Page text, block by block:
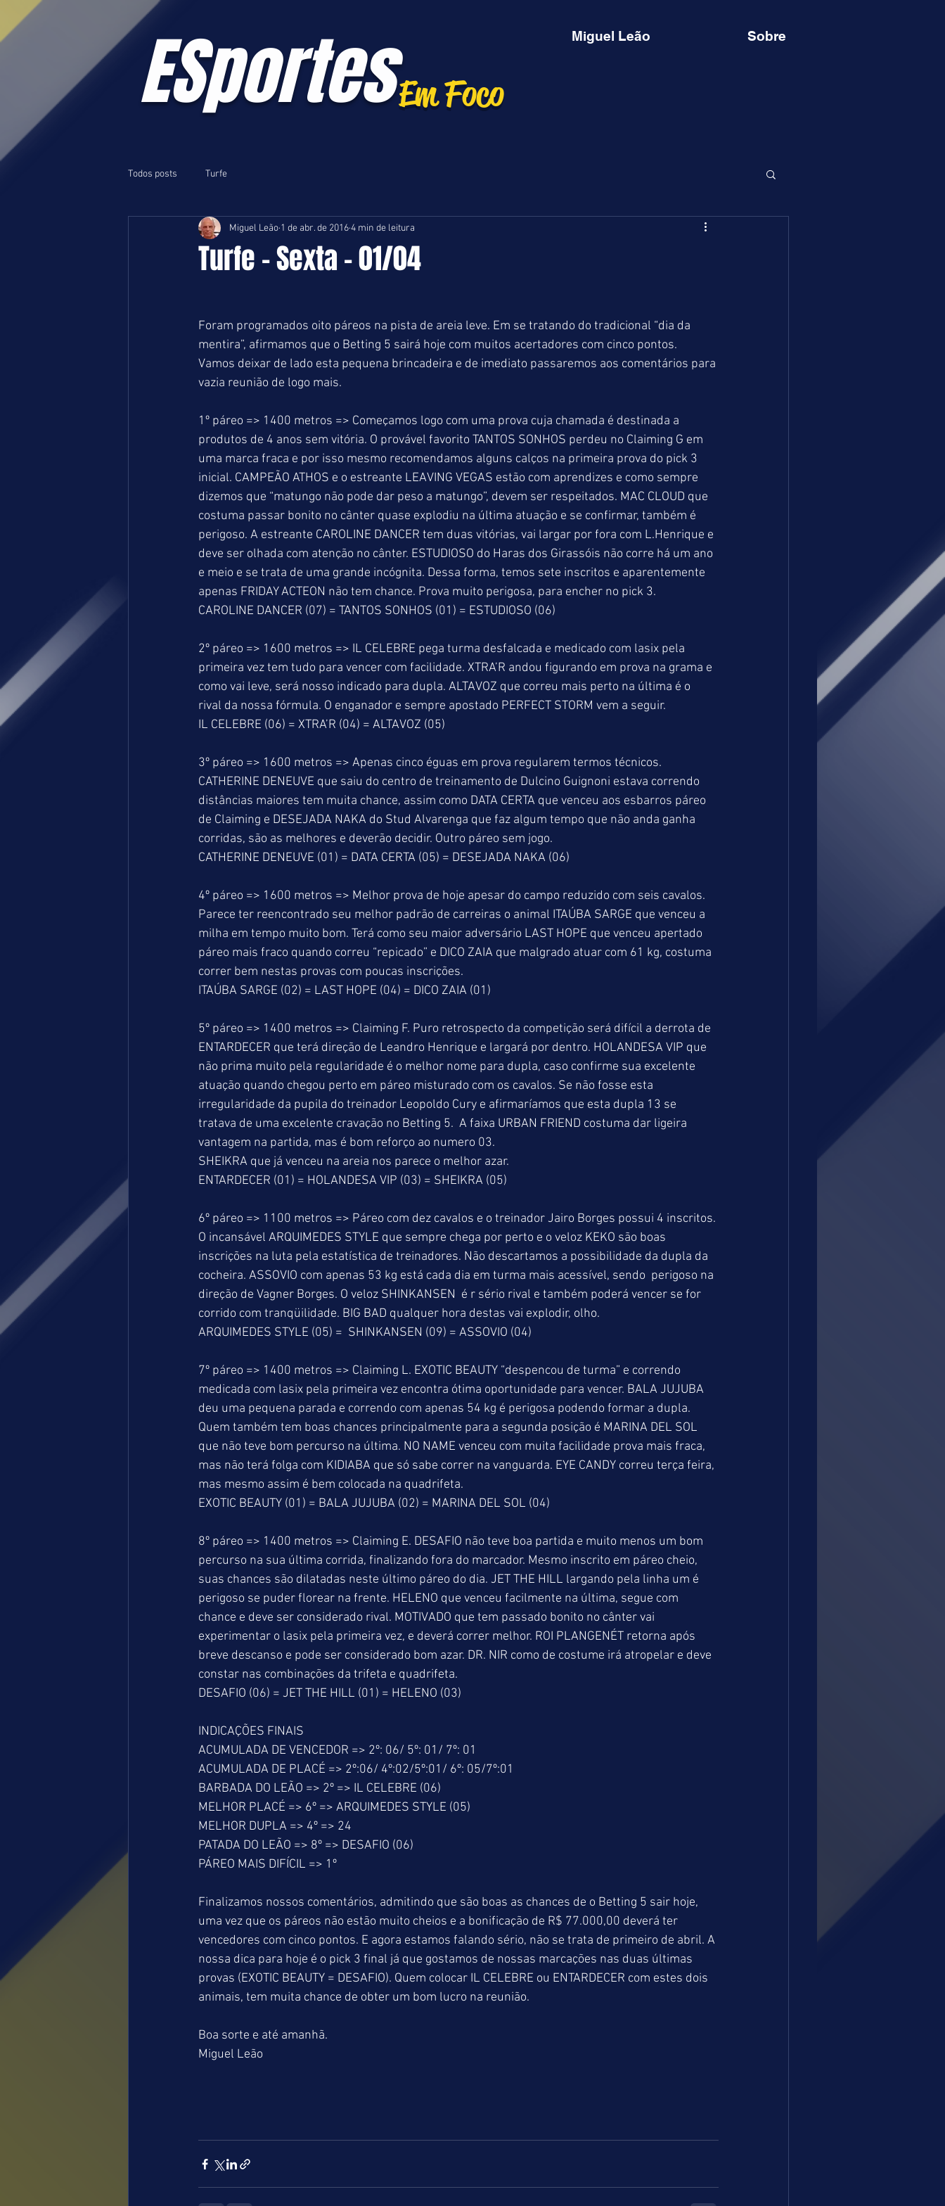
ESportesEm Foco
Miguel Leão Sobre
Todos posts Turfe
Turfe - Sexta - 01/04
Miguel Leão 1 de abr. de 20164 min de leitura
Foram programados oito páreos na pista de areia leve. Em se tratando do tradicional “dia da
mentira”, afirmamos que o Betting 5 sairá hoje com muitos acertadores com cinco pontos.
Vamos deixar de lado esta pequena brincadeira e de imediato passaremos aos comentários para
vazia reunião de logo mais.
1º páreo => 1400 metros => Começamos logo com uma prova cuja chamada é destinada a
produtos de 4 anos sem vitória. O provável favorito TANTOS SONHOS perdeu no Claiming G em
uma marca fraca e por isso mesmo recomendamos alguns calços na primeira prova do pick 3
inicial. CAMPEÃO ATHOS e o estreante LEAVING VEGAS estão com aprendizes e como sempre
dizemos que “matungo não pode dar peso a matungo”, devem ser respeitados. MAC CLOUD que
costuma passar bonito no cânter quase explodiu na última atuação e se confirmar, também é
perigoso. A estreante CAROLINE DANCER tem duas vitórias, vai largar por fora com L.Henrique e
deve ser olhada com atenção no cânter. ESTUDIOSO do Haras dos Girassóis não corre há um ano
e meio e se trata de uma grande incógnita. Dessa forma, temos sete inscritos e aparentemente
apenas FRIDAY ACTEON não tem chance. Prova muito perigosa, para encher no pick 3.
CAROLINE DANCER (07) = TANTOS SONHOS (01) = ESTUDIOSO (06)
2º páreo => 1600 metros => IL CELEBRE pega turma desfalcada e medicado com lasix pela
primeira vez tem tudo para vencer com facilidade. XTRA’R andou figurando em prova na grama e
como vai leve, será nosso indicado para dupla. ALTAVOZ que correu mais perto na última é o
rival da nossa fórmula. O enganador e sempre apostado PERFECT STORM vem a seguir.
IL CELEBRE (06) = XTRA’R (04) = ALTAVOZ (05)
3º páreo => 1600 metros => Apenas cinco éguas em prova regularem termos técnicos.
CATHERINE DENEUVE que saiu do centro de treinamento de Dulcino Guignoni estava correndo
distâncias maiores tem muita chance, assim como DATA CERTA que venceu aos esbarros páreo
de Claiming e DESEJADA NAKA do Stud Alvarenga que faz algum tempo que não anda ganha
corridas, são as melhores e deverão decidir. Outro páreo sem jogo.
CATHERINE DENEUVE (01) = DATA CERTA (05) = DESEJADA NAKA (06)
4º páreo => 1600 metros => Melhor prova de hoje apesar do campo reduzido com seis cavalos.
Parece ter reencontrado seu melhor padrão de carreiras o animal ITAÚBA SARGE que venceu a
milha em tempo muito bom. Terá como seu maior adversário LAST HOPE que venceu apertado
páreo mais fraco quando correu “repicado” e DICO ZAIA que malgrado atuar com 61 kg, costuma
correr bem nestas provas com poucas inscrições.
ITAÚBA SARGE (02) = LAST HOPE (04) = DICO ZAIA (01)
5º páreo => 1400 metros => Claiming F. Puro retrospecto da competição será difícil a derrota de
ENTARDECER que terá direção de Leandro Henrique e largará por dentro. HOLANDESA VIP que
não prima muito pela regularidade é o melhor nome para dupla, caso confirme sua excelente
atuação quando chegou perto em páreo misturado com os cavalos. Se não fosse esta
irregularidade da pupila do treinador Leopoldo Cury e afirmaríamos que esta dupla 13 se
tratava de uma excelente cravação no Betting 5.  A faixa URBAN FRIEND costuma dar ligeira
vantagem na partida, mas é bom reforço ao numero 03.
SHEIKRA que já venceu na areia nos parece o melhor azar.
ENTARDECER (01) = HOLANDESA VIP (03) = SHEIKRA (05)
6º páreo => 1100 metros => Páreo com dez cavalos e o treinador Jairo Borges possui 4 inscritos.
O incansável ARQUIMEDES STYLE que sempre chega por perto e o veloz KEKO são boas
inscrições na luta pela estatística de treinadores. Não descartamos a possibilidade da dupla da
cocheira. ASSOVIO com apenas 53 kg está cada dia em turma mais acessível, sendo  perigoso na
direção de Vagner Borges. O veloz SHINKANSEN  é r sério rival e também poderá vencer se for
corrido com tranqüilidade. BIG BAD qualquer hora destas vai explodir, olho.
ARQUIMEDES STYLE (05) =  SHINKANSEN (09) = ASSOVIO (04)
7º páreo => 1400 metros => Claiming L. EXOTIC BEAUTY “despencou de turma” e correndo
medicada com lasix pela primeira vez encontra ótima oportunidade para vencer. BALA JUJUBA
deu uma pequena parada e correndo com apenas 54 kg é perigosa podendo formar a dupla.
Quem também tem boas chances principalmente para a segunda posição é MARINA DEL SOL
que não teve bom percurso na última. NO NAME venceu com muita facilidade prova mais fraca,
mas não terá folga com KIDIABA que só sabe correr na vanguarda. EYE CANDY correu terça feira,
mas mesmo assim é bem colocada na quadrifeta.
EXOTIC BEAUTY (01) = BALA JUJUBA (02) = MARINA DEL SOL (04)
8º páreo => 1400 metros => Claiming E. DESAFIO não teve boa partida e muito menos um bom
percurso na sua última corrida, finalizando fora do marcador. Mesmo inscrito em páreo cheio,
suas chances são dilatadas neste último páreo do dia. JET THE HILL largando pela linha um é
perigoso se puder florear na frente. HELENO que venceu facilmente na última, segue com
chance e deve ser considerado rival. MOTIVADO que tem passado bonito no cânter vai
experimentar o lasix pela primeira vez, e deverá correr melhor. ROI PLANGENÉT retorna após
breve descanso e pode ser considerado bom azar. DR. NIR como de costume irá atropelar e deve
constar nas combinações da trifeta e quadrifeta.
DESAFIO (06) = JET THE HILL (01) = HELENO (03)
INDICAÇÕES FINAIS
ACUMULADA DE VENCEDOR => 2º: 06/ 5º: 01/ 7º: 01
ACUMULADA DE PLACÉ => 2º:06/ 4º:02/5º:01/ 6º: 05/7º:01
BARBADA DO LEÃO => 2º => IL CELEBRE (06)
MELHOR PLACÉ => 6º => ARQUIMEDES STYLE (05)
MELHOR DUPLA => 4º => 24
PATADA DO LEÃO => 8º => DESAFIO (06)
PÁREO MAIS DIFÍCIL => 1º
Finalizamos nossos comentários, admitindo que são boas as chances de o Betting 5 sair hoje,
uma vez que os páreos não estão muito cheios e a bonificação de R$ 77.000,00 deverá ter
vencedores com cinco pontos. E agora estamos falando sério, não se trata de primeiro de abril. A
nossa dica para hoje é o pick 3 final já que gostamos de nossas marcações nas duas últimas
provas (EXOTIC BEAUTY = DESAFIO). Quem colocar IL CELEBRE ou ENTARDECER com estes dois
animais, tem muita chance de obter um bom lucro na reunião.
Boa sorte e até amanhã.
Miguel Leão